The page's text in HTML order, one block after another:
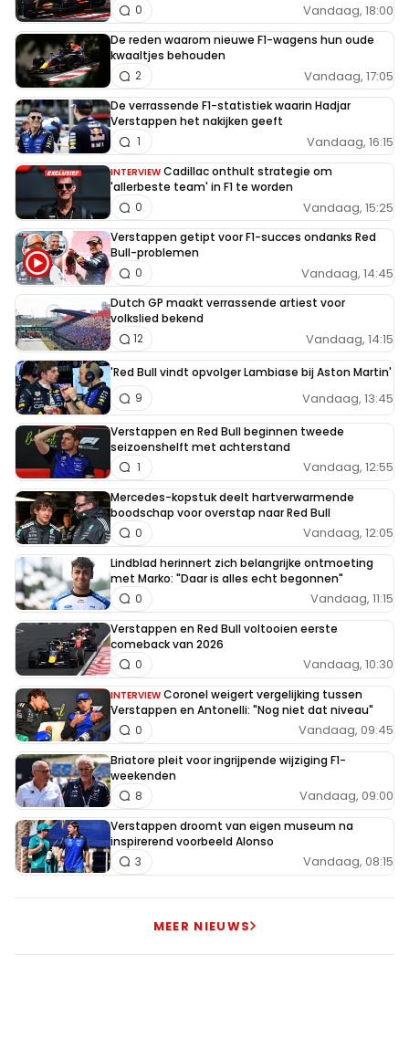
Vandaag, 18:00
0
De reden waarom nieuwe F1-wagens hun oude
kwaaltjes behouden
Vandaag, 17:05
2
De verrassende F1-statistiek waarin Hadjar
Verstappen het nakijken geeft
Vandaag, 16:15
1
INTERVIEW Cadillac onthult strategie om
'allerbeste team' in F1 te worden
Vandaag, 15:25
0
Verstappen getipt voor F1-succes ondanks Red
Bull-problemen
Vandaag, 14:45
0
Dutch GP maakt verrassende artiest voor
volkslied bekend
Vandaag, 14:15
12
'Red Bull vindt opvolger Lambiase bij Aston Martin'
Vandaag, 13:45
9
Verstappen en Red Bull beginnen tweede
seizoenshelft met achterstand
Vandaag, 12:55
1
Mercedes-kopstuk deelt hartverwarmende
boodschap voor overstap naar Red Bull
Vandaag, 12:05
0
Lindblad herinnert zich belangrijke ontmoeting
met Marko: "Daar is alles echt begonnen"
Vandaag, 11:15
0
Verstappen en Red Bull voltooien eerste
comeback van 2026
Vandaag, 10:30
0
INTERVIEW Coronel weigert vergelijking tussen
Verstappen en Antonelli: "Nog niet dat niveau"
Vandaag, 09:45
0
Briatore pleit voor ingrijpende wijziging F1-
weekenden
Vandaag, 09:00
8
Verstappen droomt van eigen museum na
inspirerend voorbeeld Alonso
Vandaag, 08:15
3
MEER NIEUWS